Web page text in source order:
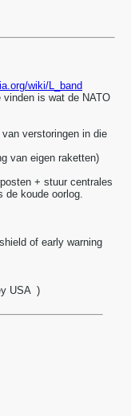
wiki/L_band
is wat de NATO
verstoringen in die
van eigen raketten)
+ stuur centrales
de koude oorlog.
of early warning
USA )